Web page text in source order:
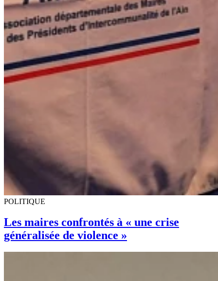
POLITIQUE
Les maires confrontés à « une crise
généralisée de violence »